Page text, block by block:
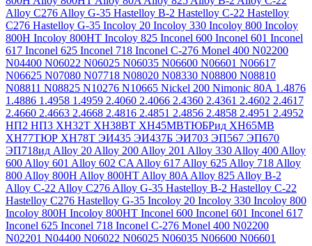
Alloy C276 Alloy G-35 Hastelloy B-2 Hastelloy C-22 Hastelloy
C276 Hastelloy G-35 Incoloy 20 Incoloy 330 Incoloy 800 Incoloy
800H Incoloy 800HT Incoloy 825 Inconel 600 Inconel 601 Inconel
617 Inconel 625 Inconel 718 Inconel C-276 Monel 400 N02200
N04400 N06022 N06025 N06035 N06600 N06601 N06617
N06625 N07080 N07718 N08020 N08330 N08800 N08810
N08811 N08825 N10276 N10665 Nickel 200 Nimonic 80A 1.4876
1.4886 1.4958 1.4959 2.4060 2.4066 2.4360 2.4361 2.4602 2.4617
2.4660 2.4663 2.4668 2.4816 2.4851 2.4856 2.4858 2.4951 2.4952
НП2 НП3 ХН32Т ХН38ВТ ХН45МВТЮБРид ХН65МВ
ХН77ТЮР ХН78Т ЭИ435 ЭИ437Б ЭИ703 ЭП567 ЭП670
ЭП718ид Alloy 20 Alloy 200 Alloy 201 Alloy 330 Alloy 400 Alloy
600 Alloy 601 Alloy 602 CA Alloy 617 Alloy 625 Alloy 718 Alloy
800 Alloy 800H Alloy 800HT Alloy 80A Alloy 825 Alloy B-2
Alloy C-22 Alloy C276 Alloy G-35 Hastelloy B-2 Hastelloy C-22
Hastelloy C276 Hastelloy G-35 Incoloy 20 Incoloy 330 Incoloy 800
Incoloy 800H Incoloy 800HT Inconel 600 Inconel 601 Inconel 617
Inconel 625 Inconel 718 Inconel C-276 Monel 400 N02200
N02201 N04400 N06022 N06025 N06035 N06600 N06601